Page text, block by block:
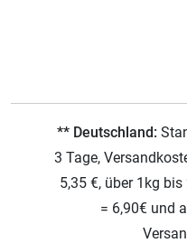
** Deutschland:
3 Tage,
5,35 €, über 1kg
= 6,90€ und